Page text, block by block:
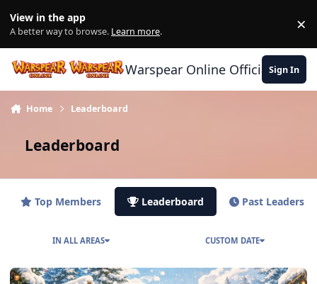
View in the app
A better way to browse. Learn more. ×
Warspear Online Official Forum
Sign In
Home Leaderboard
Leaderboard
Top Members Leaderboard Past Leaders
IN ALL AREAS CUSTOM DATE